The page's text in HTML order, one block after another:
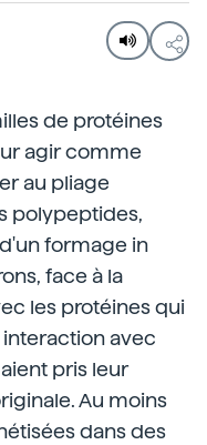
de protéines
agir comme
au pliage
polypeptides,
formage in
face à la
les protéines qui
avec
pris leur
Au moins
dans des